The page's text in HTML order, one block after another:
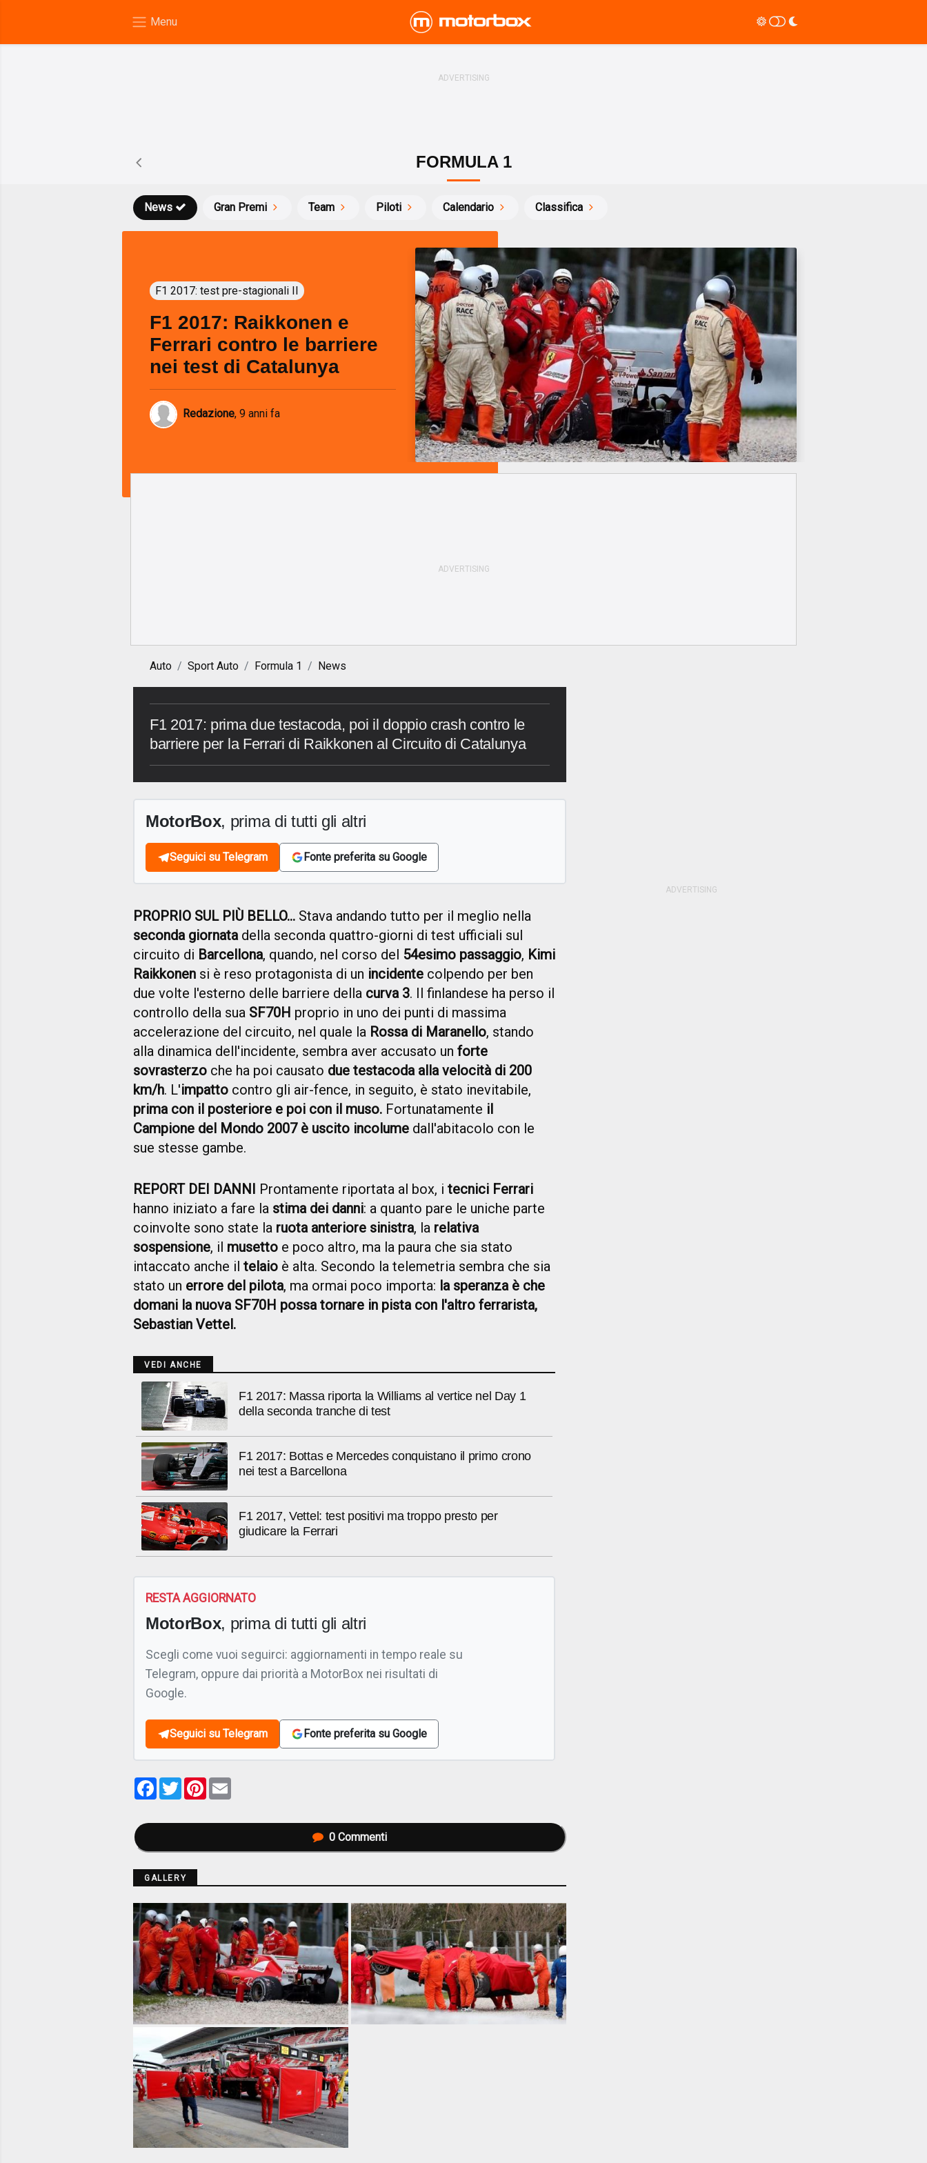
FORMULA 1
News Gran Premi Team Piloti Calendario Classifica
F1 2017: test pre-stagionali II
F1 2017: Raikkonen e
Ferrari contro le barriere
nei test di Catalunya
Redazione, 9 anni fa
Auto Sport Auto Formula 1 News
F1 2017: prima due testacoda, poi il doppio crash contro le
barriere per la Ferrari di Raikkonen al Circuito di Catalunya
MotorBox, prima di tutti gli altri
Seguici su Telegram Fonte preferita su Google
PROPRIO SUL PIÙ BELLO... Stava andando tutto per il meglio nella
seconda giornatadella seconda quattro-giorni di test ufficiali sul
circuito di Barcellona, quando, nel corso del 54esimo passaggio, Kimi
Raikkonen si è reso protagonista di un incidente colpendo per ben
due volte l'esterno delle barriere della curva 3. Il finlandese ha perso il
controllo della sua SF70H proprio in uno dei punti di massima
accelerazione del circuito, nel quale la Rossa di Maranello, stando
alla dinamica dell'incidente, sembra aver accusato un forte
sovrasterzo che ha poi causato due testacoda alla velocità di 200
km/h. L'impatto contro gli air-fence, in seguito, è stato inevitabile,
prima con il posteriore e poi con il muso. Fortunatamente il
Campione del Mondo 2007 è uscito incolume dall'abitacolo con le
sue stesse gambe.
REPORT DEI DANNI Prontamente riportata al box, i tecnici Ferrari
hanno iniziato a fare la stima dei danni: a quanto pare le uniche parte
coinvolte sono state la ruota anteriore sinistra, la relativa
sospensione, il musetto e poco altro, ma la paura che sia stato
intaccato anche il telaio è alta. Secondo la telemetria sembra che sia
stato un errore del pilota, ma ormai poco importa: la speranza è che
domani la nuova SF70H possa tornare in pista con l'altro ferrarista,
Sebastian Vettel.
VEDI ANCHE
F1 2017: Massa riporta la Williams al vertice nel Day 1
della seconda tranche di test
F1 2017: Bottas e Mercedes conquistano il primo crono
nei test a Barcellona
F1 2017, Vettel: test positivi ma troppo presto per
giudicare la Ferrari
RESTA AGGIORNATO
MotorBox, prima di tutti gli altri
Scegli come vuoi seguirci: aggiornamenti in tempo reale su
Telegram, oppure dai priorità a MotorBox nei risultati di
Google.
Seguici su Telegram Fonte preferita su Google
Facebook
TwitterPinterest
0 Commenti
GALLERY